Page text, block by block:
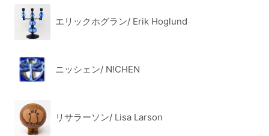
エリックホグラン/ Erik Hoglund
ニッシェン/ N!CHEN
リサラーソン/ Lisa Larson